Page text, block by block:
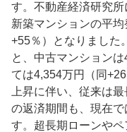
す。不動産経済研究
新築マンションの平
+55％）となりました
と、中古マンション
ては4,354万円（同
上昇に伴い、従来は
の返済期間も、現在
す。超長期ローンや